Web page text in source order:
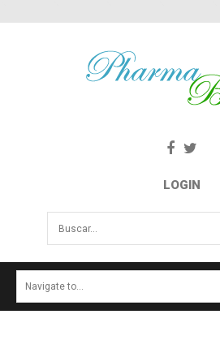
LOGIN
Buscar...
NOTICIAS